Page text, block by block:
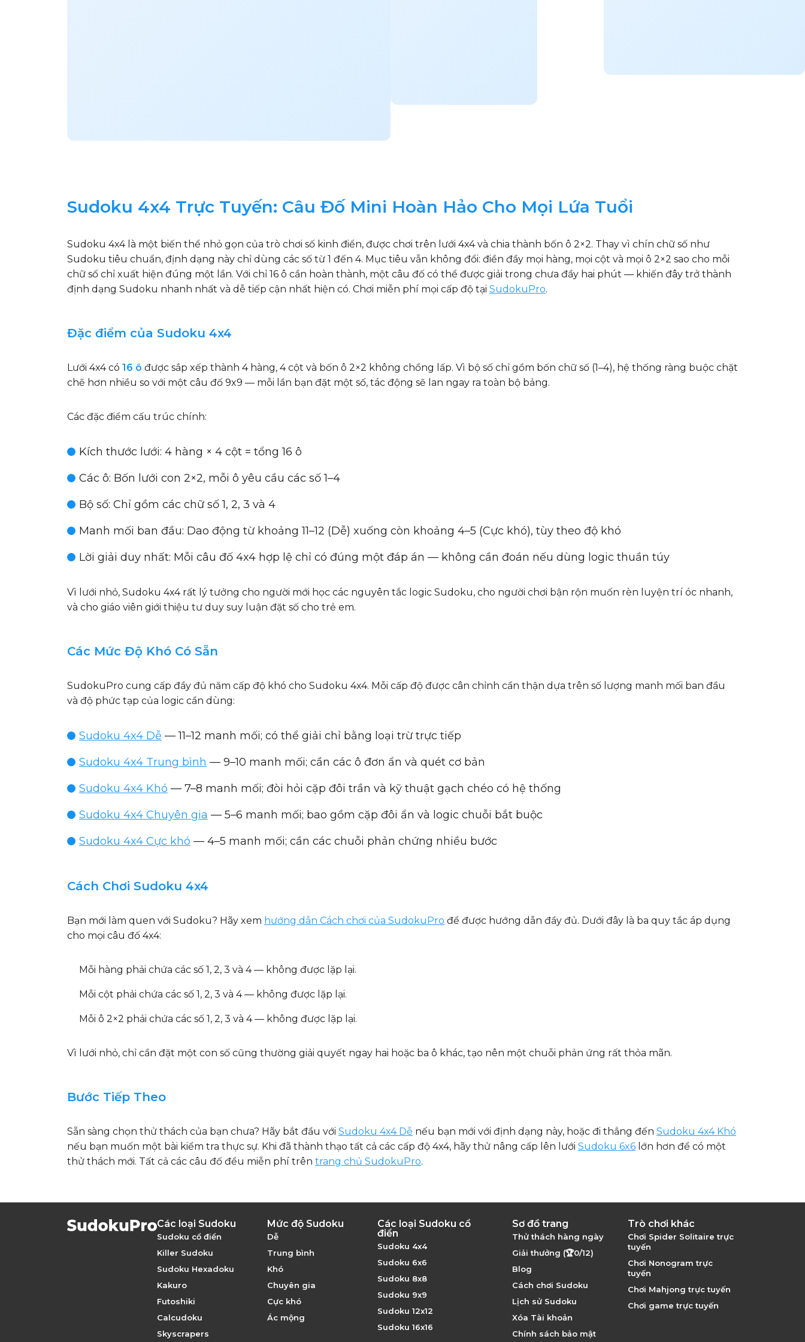
Sudoku 4x4 Trực Tuyến: Câu Đố Mini Hoàn Hảo Cho Mọi Lứa Tuổi
Sudoku 4x4 là một biến thể nhỏ gọn của trò chơi số kinh điển, được chơi trên lưới 4x4 và chia thành bốn ô 2×2. Thay vì chín chữ số như
Sudoku tiêu chuẩn, định dạng này chỉ dùng các số từ 1 đến 4. Mục tiêu vẫn không đổi: điền đầy mọi hàng, mọi cột và mọi ô 2×2 sao cho mỗi
chữ số chỉ xuất hiện đúng một lần. Với chỉ 16 ô cần hoàn thành, một câu đố có thể được giải trong chưa đầy hai phút — khiến đây trở thành
định dạng Sudoku nhanh nhất và dễ tiếp cận nhất hiện có. Chơi miễn phí mọi cấp độ tại SudokuPro.
Đặc điểm của Sudoku 4x4
Lưới 4x4 có 16 ô được sắp xếp thành 4 hàng, 4 cột và bốn ô 2×2 không chồng lấp. Vì bộ số chỉ gồm bốn chữ số (1–4), hệ thống ràng buộc chặt
chẽ hơn nhiều so với một câu đố 9x9 — mỗi lần bạn đặt một số, tác động sẽ lan ngay ra toàn bộ bảng.
Các đặc điểm cấu trúc chính:
Kích thước lưới: 4 hàng × 4 cột = tổng 16 ô
Các ô: Bốn lưới con 2×2, mỗi ô yêu cầu các số 1–4
Bộ số: Chỉ gồm các chữ số 1, 2, 3 và 4
Manh mối ban đầu: Dao động từ khoảng 11–12 (Dễ) xuống còn khoảng 4–5 (Cực khó), tùy theo độ khó
Lời giải duy nhất: Mỗi câu đố 4x4 hợp lệ chỉ có đúng một đáp án — không cần đoán nếu dùng logic thuần túy
Vì lưới nhỏ, Sudoku 4x4 rất lý tưởng cho người mới học các nguyên tắc logic Sudoku, cho người chơi bận rộn muốn rèn luyện trí óc nhanh,
và cho giáo viên giới thiệu tư duy suy luận đặt số cho trẻ em.
Các Mức Độ Khó Có Sẵn
SudokuPro cung cấp đầy đủ năm cấp độ khó cho Sudoku 4x4. Mỗi cấp độ được cân chỉnh cẩn thận dựa trên số lượng manh mối ban đầu
và độ phức tạp của logic cần dùng:
Sudoku 4x4 Dễ — 11–12 manh mối; có thể giải chỉ bằng loại trừ trực tiếp
Sudoku 4x4 Trung bình — 9–10 manh mối; cần các ô đơn ẩn và quét cơ bản
Sudoku 4x4 Khó — 7–8 manh mối; đòi hỏi cặp đôi trần và kỹ thuật gạch chéo có hệ thống
Sudoku 4x4 Chuyên gia — 5–6 manh mối; bao gồm cặp đôi ẩn và logic chuỗi bắt buộc
Sudoku 4x4 Cực khó — 4–5 manh mối; cần các chuỗi phản chứng nhiều bước
Cách Chơi Sudoku 4x4
Bạn mới làm quen với Sudoku? Hãy xem hướng dẫn Cách chơi của SudokuPro để được hướng dẫn đầy đủ. Dưới đây là ba quy tắc áp dụng
cho mọi câu đố 4x4:
Mỗi hàng phải chứa các số 1, 2, 3 và 4 — không được lặp lại.
Mỗi cột phải chứa các số 1, 2, 3 và 4 — không được lặp lại.
Mỗi ô 2×2 phải chứa các số 1, 2, 3 và 4 — không được lặp lại.
Vì lưới nhỏ, chỉ cần đặt một con số cũng thường giải quyết ngay hai hoặc ba ô khác, tạo nên một chuỗi phản ứng rất thỏa mãn.
Bước Tiếp Theo
Sẵn sàng chọn thử thách của bạn chưa? Hãy bắt đầu với Sudoku 4x4 Dễ nếu bạn mới với định dạng này, hoặc đi thẳng đến Sudoku 4x4 Khó
nếu bạn muốn một bài kiểm tra thực sự. Khi đã thành thạo tất cả các cấp độ 4x4, hãy thử nâng cấp lên lưới Sudoku 6x6 lớn hơn để có một
thử thách mới. Tất cả các câu đố đều miễn phí trên trang chủ SudokuPro.
Các loại Sudoku
Sudoku cổ điển
Killer Sudoku
Sudoku Hexadoku
Kakuro
Futoshiki
Calcudoku
Skyscrapers
Mức độ Sudoku
Dễ
Trung bình
Khó
Chuyên gia
Cực khó
Ác mộng
Các loại Sudoku cổ
điển
Sudoku 4x4
Sudoku 6x6
Sudoku 8x8
Sudoku 9x9
Sudoku 12x12
Sudoku 16x16
Sơ đồ trang
Thử thách hàng ngày
Giải thưởng (🏆0/12)
Blog
Cách chơi Sudoku
Lịch sử Sudoku
Xóa Tài khoản
Chính sách bảo mật
Trò chơi khác
Chơi Spider Solitaire trực
tuyến
Chơi Nonogram trực
tuyến
Chơi Mahjong trực tuyến
Chơi game trực tuyến